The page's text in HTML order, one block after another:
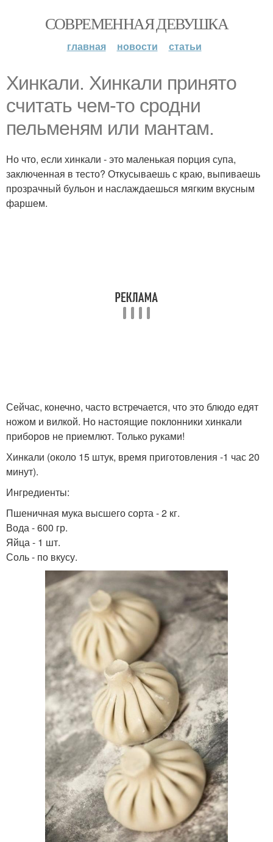
СОВРЕМЕННАЯ ДЕВУШКА
главная новости статьи
Хинкали. Хинкали принято
считать чем-то сродни
пельменям или мантам.
Но что, если хинкали - это маленькая порция супа,
заключенная в тесто? Откусываешь с краю, выпиваешь
прозрачный бульон и наслаждаешься мягким вкусным
фаршем.
Сейчас, конечно, часто встречается, что это блюдо едят
ножом и вилкой. Но настоящие поклонники хинкали
приборов не приемлют. Только руками!
Хинкали (около 15 штук, время приготовления -1 час 20
минут).
Ингредиенты:
Пшеничная мука высшего сорта - 2 кг.
Вода - 600 гр.
Яйца - 1 шт.
Соль - по вкусу.